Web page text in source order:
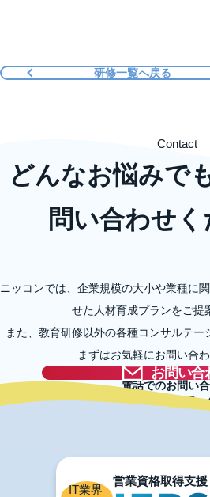
研修一覧へ戻る
どんなお悩みで
問い合わせく
Contact
ニッコンでは、企業規模の大小や業種に
せた人材育成プランをご提
また、教育研修以外の各種コンサルテー
まずはお気軽にお問い合わ
お問い合
電話でのお問い
03-
IT業界